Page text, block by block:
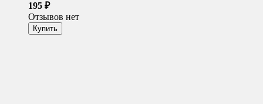
195 ₽
Отзывов нет